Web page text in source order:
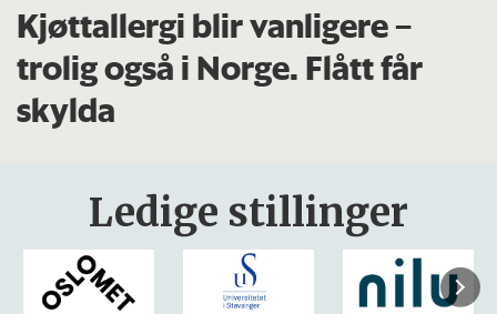
Kjøttallergi blir vanligere –
trolig også i Norge. Flått får
skylda
Ledige stillinger